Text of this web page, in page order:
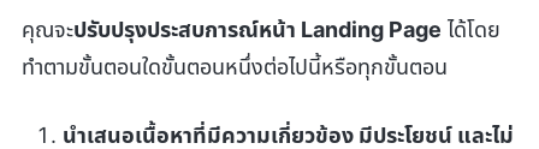
คุณจะปรับปรุงประสบการณ์หน้า Landing Page ได้โดย
ทำตามขั้นตอนใดขั้นตอนหนึ่งต่อไปนี้หรือทุกขั้นตอน
นำเสนอเนื้อหาที่มีความเกี่ยวข้อง มีประโยชน์ และไม่